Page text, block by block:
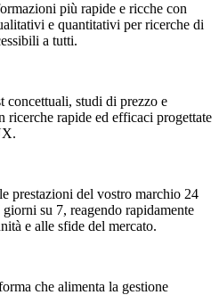
più rapide e ricche con
e quantitativi per ricerche di
a tutti.
concettuali, studi di prezzo e
ricerche rapide ed efficaci progettate
prestazioni del vostro marchio 24
su 7, reagendo rapidamente
e alle sfide del mercato.
che alimenta la gestione